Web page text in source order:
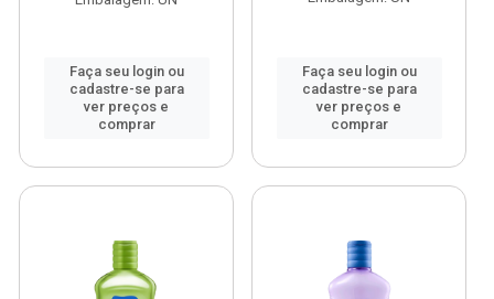
Faça seu login ou
cadastre-se para
ver preços e
comprar
Faça seu login ou
cadastre-se para
ver preços e
comprar